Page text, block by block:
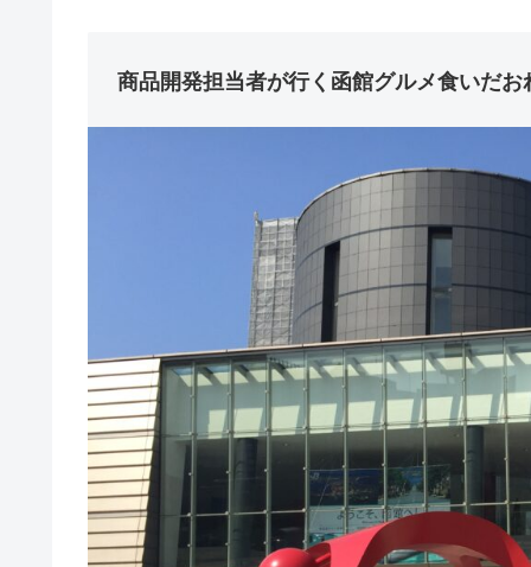
商品開発担当者が行く函館グルメ食いだお